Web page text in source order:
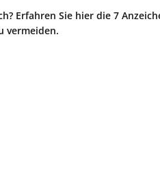
Erfahren Sie hier die 7
vermeiden.